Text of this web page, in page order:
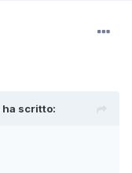
ha scritto: